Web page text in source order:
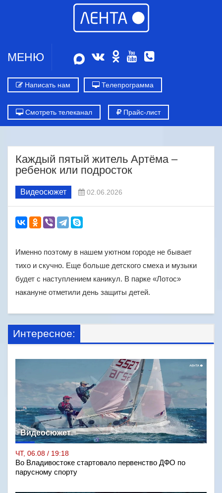
МЕНЮ
Написать нам Телепрограмма
Смотреть телеканал Прайс-лист
Каждый пятый житель Артёма –
ребенок или подросток
Видеосюжет 02.06.2026
Именно поэтому в нашем уютном городе не бывает
тихо и скучно. Еще больше детского смеха и музыки
будет с наступлением каникул. В парке «Лотос»
накануне отметили день защиты детей.
Интересное:
Видеосюжет
ЧТ, 06.08 / 19:18
Во Владивостоке стартовало первенство ДФО по
парусному спорту